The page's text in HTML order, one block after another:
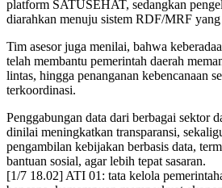
platform SATUSEHAT, sedangkan
diarahkan menuju sistem RDF/MRF
Tim asesor juga menilai, bahwa
telah membantu pemerintah daerah
lintas, hingga penanganan kebencanaan
terkoordinasi.
Penggabungan data dari berbagai sektor
dinilai meningkatkan transparansi,
pengambilan kebijakan berbasis data,
bantuan sosial, agar lebih tepat sasaran.
[1/7 18.02] ATI 01: tata kelola